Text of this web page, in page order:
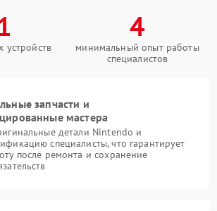
устройств
4
минимальный опыт работы
специалистов
запчасти и
мастера
детали Nintendo и
специалисты, что гарантирует
после ремонта и сохранение